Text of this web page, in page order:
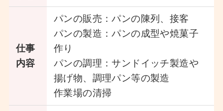
仕事
内容
パンの販売：パンの陳列、接客
パンの製造：パンの成型や焼菓子
作り
パンの調理：サンドイッチ製造や
揚げ物、調理パン等の製造
作業場の清掃